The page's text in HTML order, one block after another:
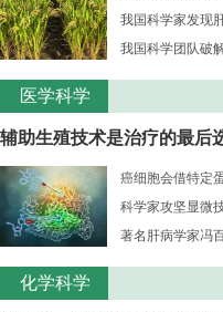
我国科学家发现
我国科学团队破
医学科学
辅助生殖技术是治疗的最后
癌细胞会借特定
科学家攻坚显微
著名肝病学家冯
化学科学